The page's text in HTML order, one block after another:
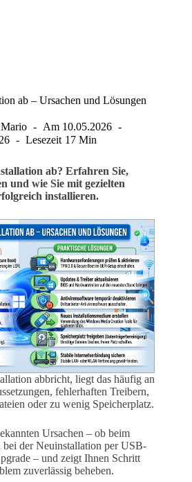
ab – Ursachen und Lösungen
Mario Am 10.05.2026
Lesezeit 17 Min
ab? Erfahren Sie,
und wie Sie mit gezielten
installieren.
abbricht, liegt das häufig an
fehlerhaften Treibern,
oder zu wenig Speicherplatz.
Ursachen – ob beim
der Neuinstallation per USB-
– und zeigt Ihnen Schritt
zuverlässig beheben.